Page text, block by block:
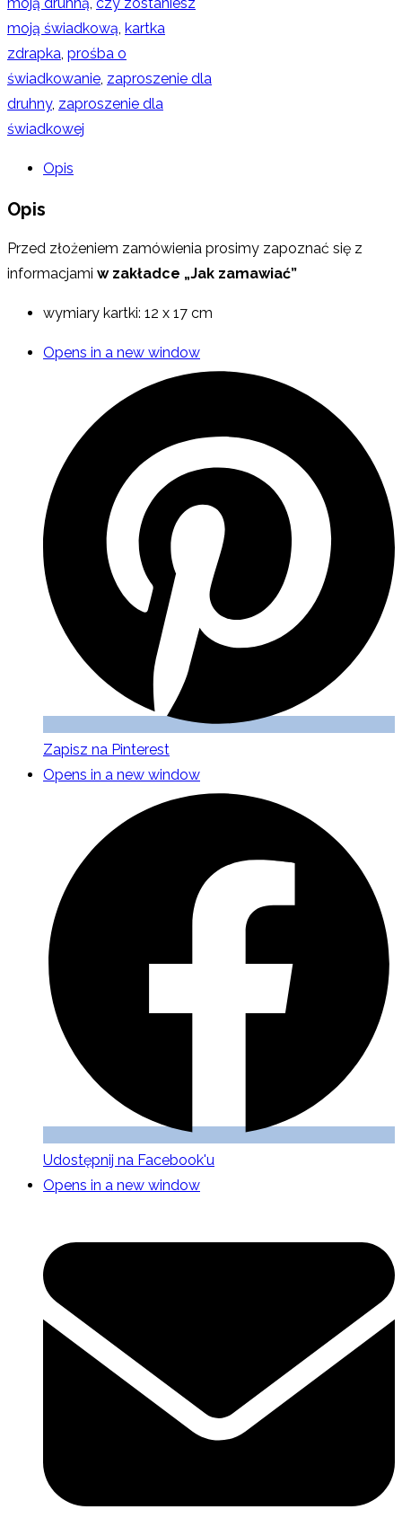
moją świadkową, kartka
zdrapka, prośba o
świadkowanie, zaproszenie dla
druhny, zaproszenie dla
świadkowej
Opis
Opis
Przed złożeniem zamówienia prosimy zapoznać się z
informacjami w zakładce „Jak zamawiać”
wymiary kartki: 12 x 17 cm
Opens in a new window
Zapisz na Pinterest
Opens in a new window
Udostępnij na Facebook'u
Opens in a new window